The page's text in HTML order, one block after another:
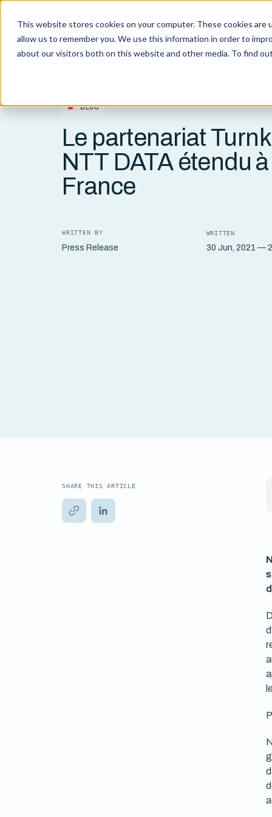
This website stores cookies on your computer. These cookies
allow us to remember you. We use this information in order to
about our visitors both on this website and other media. To find
BLOG
Le partenariat
NTT DATA étendu
France
WRITTEN BY
Press Release
WRITTEN
30 Jun, 2021 — 2
SHARE THIS ARTICLE